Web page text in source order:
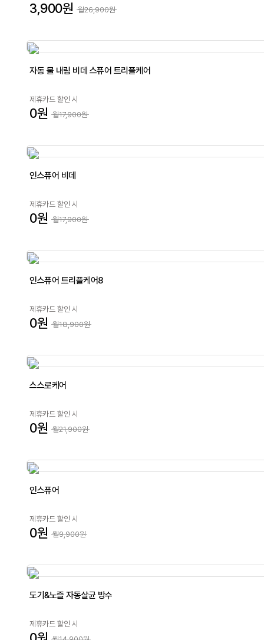
3,900원 월26,900원
자동 물 내림 비데 스퓨어 트리플케어
제휴카드 할인 시
0원 월17,900원
인스퓨어 비데
제휴카드 할인 시
0원 월17,900원
인스퓨어 트리플케어8
제휴카드 할인 시
0원 월18,900원
스스로케어
제휴카드 할인 시
0원 월21,900원
인스퓨어
제휴카드 할인 시
0원 월9,900원
도기&노즐 자동살균 방수
제휴카드 할인 시